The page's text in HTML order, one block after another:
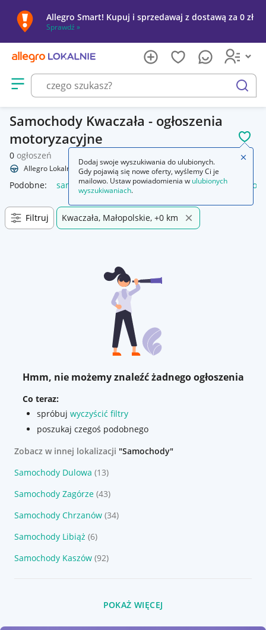
Allegro Smart! Kupuj i sprzedawaj z dostawą za 0 zł
Sprawdź »
Otwórz menu z kategoriami
szukaj
Samochody Kwaczała - ogłoszenia
motoryzacyjne
0 ogłoszeń
Allegro Lokalnie Motoryzacja Samochody
Podobne: samochody samochody osobowe używane lego
Filtruj Kwaczała, Małopolskie, +0 km
Hmm, nie możemy znaleźć żadnego ogłoszenia
Co teraz:
spróbuj wyczyścić filtry
poszukaj czegoś podobnego
Zobacz w innej lokalizacji "Samochody"
Samochody Dulowa (13)
Samochody Zagórze (43)
Samochody Chrzanów (34)
Samochody Libiąż (6)
Samochody Kaszów (92)
POKAŻ WIĘCEJ
Dodaj swoje wyszukiwania do ulubionych.
Gdy pojawią się nowe oferty, wyślemy Ci je
mailowo. Ustaw powiadomienia w ulubionych
wyszukiwaniach.